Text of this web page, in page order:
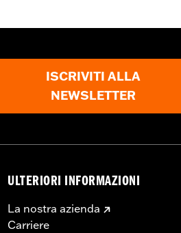
ISCRIVITI ALLA
NEWSLETTER
ULTERIORI INFORMAZIONI
La nostra azienda
Carriere